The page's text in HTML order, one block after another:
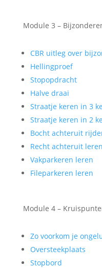
Module 3 –
CBR uitleg over
Hellingproef
Stopopdracht
Halve draai
Straatje keren in 3
Straatje keren in 2
Bocht achteruit
Recht achteruit
Vakparkeren leren
Fileparkeren leren
Module 4 –
Zo voorkom je
Oversteekplaats
Stopbord